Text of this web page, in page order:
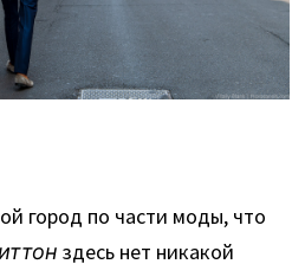
город по части моды, что
здесь нет никакой